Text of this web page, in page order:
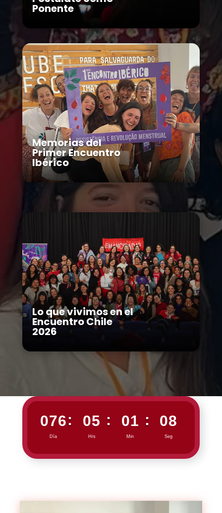
Ponente
Memorias del
Primer Encuentro
Ibérico
Lo que vivimos en el
Encuentro Chile
2026
076
Día
: 05
Hrs
: 01
Min
: 06
Seg